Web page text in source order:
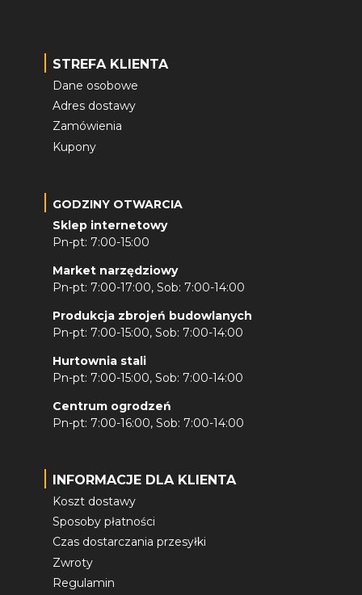
STREFA KLIENTA
Dane osobowe
Adres dostawy
Zamówienia
Kupony
GODZINY OTWARCIA
Sklep internetowy
Pn-pt: 7:00-15:00
Market narzędziowy
Pn-pt: 7:00-17:00, Sob: 7:00-14:00
Produkcja zbrojeń budowlanych
Pn-pt: 7:00-15:00, Sob: 7:00-14:00
Hurtownia stali
Pn-pt: 7:00-15:00, Sob: 7:00-14:00
Centrum ogrodzeń
Pn-pt: 7:00-16:00, Sob: 7:00-14:00
INFORMACJE DLA KLIENTA
Koszt dostawy
Sposoby płatności
Czas dostarczania przesyłki
Zwroty
Regulamin